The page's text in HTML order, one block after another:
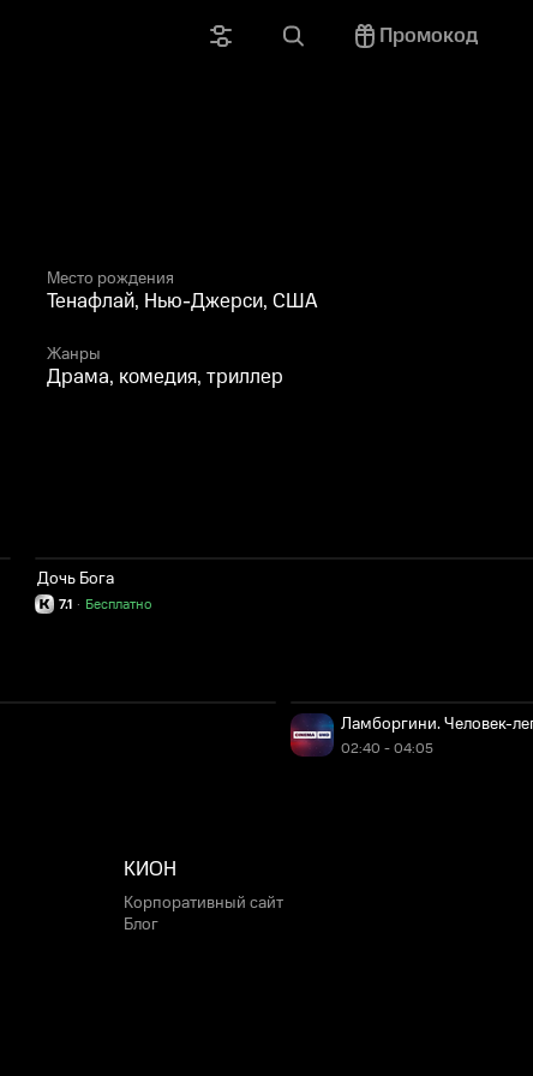
Промокод
Место рождения
Тенафлай, Нью-Джерси, США
Жанры
Драма, комедия, триллер
Дочь Бога
7.1 Бесплатно
·
Ламборгини. Человек-
02:40 - 04:05
КИОН
Корпоративный сайт
Блог